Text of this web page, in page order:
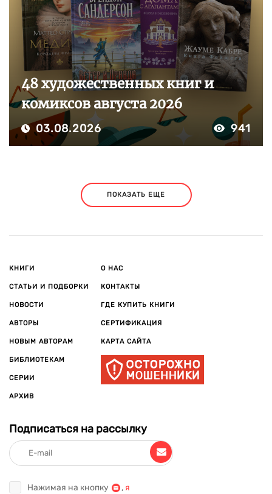
48 художественных книг и
комиксов августа 2026
03.08.2026 941
ПОКАЗАТЬ ЕЩЕ
КНИГИ
СТАТЬИ И ПОДБОРКИ
НОВОСТИ
АВТОРЫ
НОВЫМ АВТОРАМ
БИБЛИОТЕКАМ
СЕРИИ
АРХИВ
О НАС
КОНТАКТЫ
ГДЕ КУПИТЬ КНИГИ
СЕРТИФИКАЦИЯ
КАРТА САЙТА
Подписаться на рассылку
Нажимая на кнопку , я